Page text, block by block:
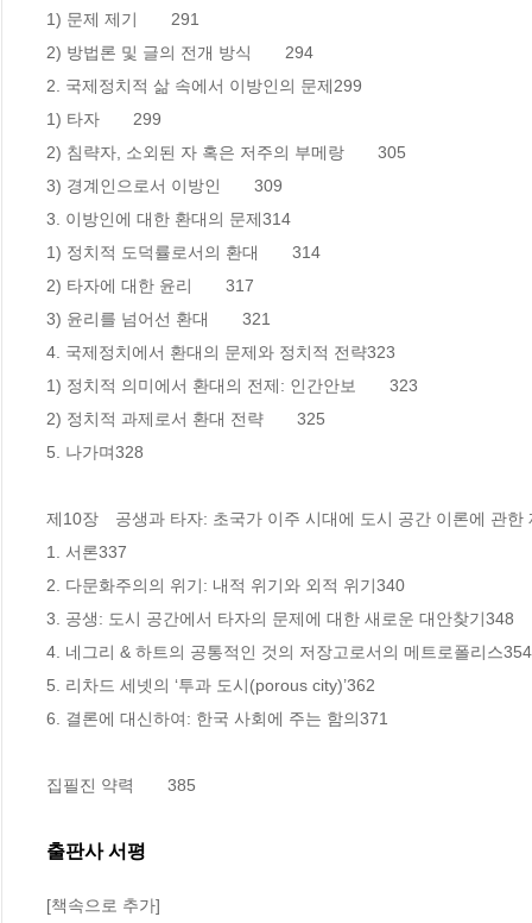
1) 문제 제기　　291
2) 방법론 및 글의 전개 방식　　294
2. 국제정치적 삶 속에서 이방인의 문제299
1) 타자　　299
2) 침략자, 소외된 자 혹은 저주의 부메랑　　305
3) 경계인으로서 이방인　　309
3. 이방인에 대한 환대의 문제314
1) 정치적 도덕률로서의 환대　　314
2) 타자에 대한 윤리　　317
3) 윤리를 넘어선 환대　　321
4. 국제정치에서 환대의 문제와 정치적 전략323
1) 정치적 의미에서 환대의 전제: 인간안보　　323
2) 정치적 과제로서 환대 전략　　325
5. 나가며328
제10장　공생과 타자: 초국가 이주 시대에 도시 공간 이론에 관한
1. 서론337
2. 다문화주의의 위기: 내적 위기와 외적 위기340
3. 공생: 도시 공간에서 타자의 문제에 대한 새로운 대안찾기348
4. 네그리 & 하트의 공통적인 것의 저장고로서의 메트로폴리스354
5. 리차드 세넷의 ‘투과 도시(porous city)’362
6. 결론에 대신하여: 한국 사회에 주는 함의371
집필진 약력　　385
출판사 서평
[책속으로 추가]